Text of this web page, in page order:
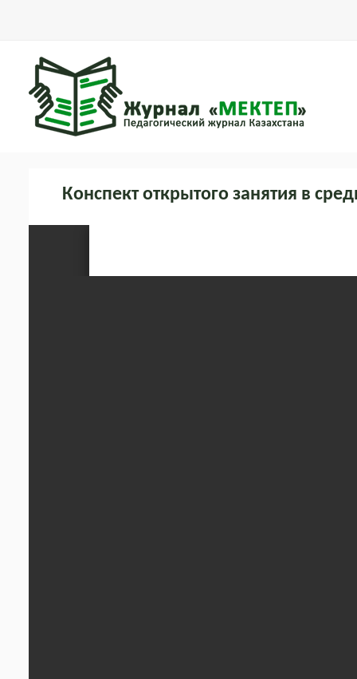
Конспект открытого занятия в